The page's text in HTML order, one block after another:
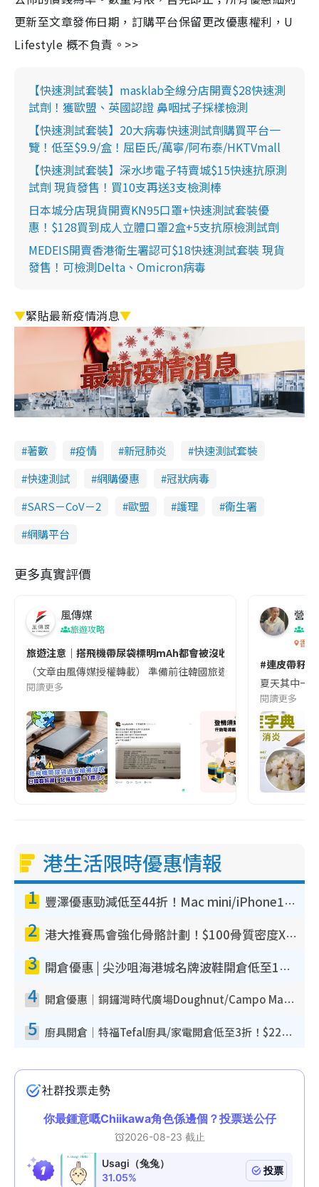
更新至文章發佈日期，訂購平台保留更改優惠權利，U
Lifestyle 概不負責。>>
【快速測試套裝】masklab全線分店開賣$28快速測
試劑！獲歐盟、英國認證 鼻咽拭子採樣檢測
【快速測試套裝】20大病毒快速測試劑購買平台一
覽！低至$9.9/盒！屈臣氏/萬寧/阿布泰/HKTVmall
【快速測試套裝】深水埗電子特賣城$15快速抗原測
試劑 現貨發售！買10支再送3支檢測棒
日本城分店現貨開賣KN95口罩+快速測試套裝優
惠！$128買到成人立體口罩2盒+5支抗原檢測試劑
MEDEIS開賣香港衛生署認可$18快速測試套裝 現貨
發售！可檢測Delta、Omicron病毒
▼緊貼最新疫情消息▼
著數 疫情 新冠肺炎
快速測試套裝
快速測試
網購優惠
冠狀病毒
SARS－CoV－2
歐盟 護理
衞生署
網購平台
更多真實評價
風傳媒
旅遊攻略
旅遊注意｜搭飛機帶尿袋標明mAh都會被沒收😱出發前切記檢查
（文章由風傳媒授權轉載） 準備前往韓國旅遊的民眾，近期要
閱讀更多
營養
香港
#連皮帶籽
夏天其中一
閱讀更多
港生活限時優惠情報
1 豐澤優惠勁減低至44折！Mac mini/iPhone17Pro大減價！廚房家電$220起
2 港大推賽馬會強化骨骼計劃！$100骨質密度X光檢查 完成免費運動訓練送超市禮券！附參加資格
3 開倉優惠 | 尖沙咀海港城名牌波鞋開倉低至1折！On鞋$899起／Joy&Peace鞋履$98起
4 開倉優惠｜銅鑼灣時代廣場Doughnut/Campo Marzio開倉低至1折！背囊、書包、手袋劈價$200起
5 廚具開倉｜特福Tefal廚具/家電開倉低至3折！$220起買平底鍋/炒鑊/湯煲！電飯煲/吸塵機/燙斗$418起